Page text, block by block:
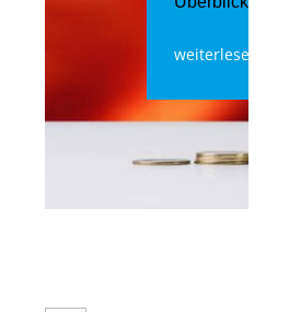
weiterlesen